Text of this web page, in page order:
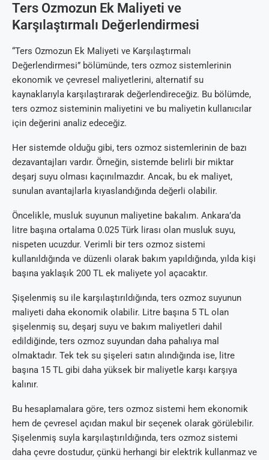
Ters Ozmozun Ek Maliyeti ve
Karşılaştırmalı Değerlendirmesi
“Ters Ozmozun Ek Maliyeti ve Karşılaştırmalı
Değerlendirmesi” bölümünde, ters ozmoz sistemlerinin
ekonomik ve çevresel maliyetlerini, alternatif su
kaynaklarıyla karşılaştırarak değerlendireceğiz. Bu bölümde,
ters ozmoz sisteminin maliyetini ve bu maliyetin kullanıcılar
için değerini analiz edeceğiz.
Her sistemde olduğu gibi, ters ozmoz sistemlerinin de bazı
dezavantajları vardır. Örneğin, sistemde belirli bir miktar
deşarj suyu olması kaçınılmazdır. Ancak, bu ek maliyet,
sunulan avantajlarla kıyaslandığında değerli olabilir.
Öncelikle, musluk suyunun maliyetine bakalım. Ankara’da
litre başına ortalama 0.025 Türk lirası olan musluk suyu,
nispeten ucuzdur. Verimli bir ters ozmoz sistemi
kullanıldığında ve düzenli olarak bakım yapıldığında, yılda kişi
başına yaklaşık 200 TL ek maliyete yol açacaktır.
Şişelenmiş su ile karşılaştırıldığında, ters ozmoz suyunun
maliyeti daha ekonomik olabilir. Litre başına 5 TL olan
şişelenmiş su, deşarj suyu ve bakım maliyetleri dahil
edildiğinde, ters ozmoz suyundan daha pahalıya mal
olmaktadır. Tek tek su şişeleri satın alındığında ise, litre
başına 15 TL gibi daha yüksek bir maliyetle karşı karşıya
kalınır.
Bu hesaplamalara göre, ters ozmoz sistemi hem ekonomik
hem de çevresel açıdan makul bir seçenek olarak görülebilir.
Şişelenmiş suyla karşılaştırıldığında, ters ozmoz sistemi
daha çevre dostudur, çünkü herhangi bir elektrik kullanmaz ve